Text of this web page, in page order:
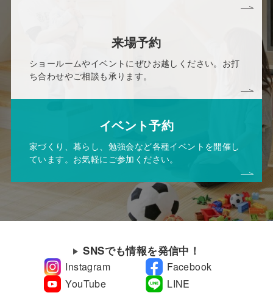
来場予約
ショールームやイベントにぜひお越しください。お打
ち合わせやご相談も承ります。
イベント予約
家づくり、暮らし、勉強会など各種イベントを開催し
ています。お気軽にご参加ください。
SNSでも情報を発信中！
Instagram
Facebook
YouTube
LINE